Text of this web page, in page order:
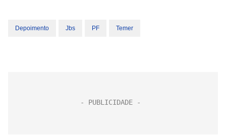
Depoimento Jbs PF Temer